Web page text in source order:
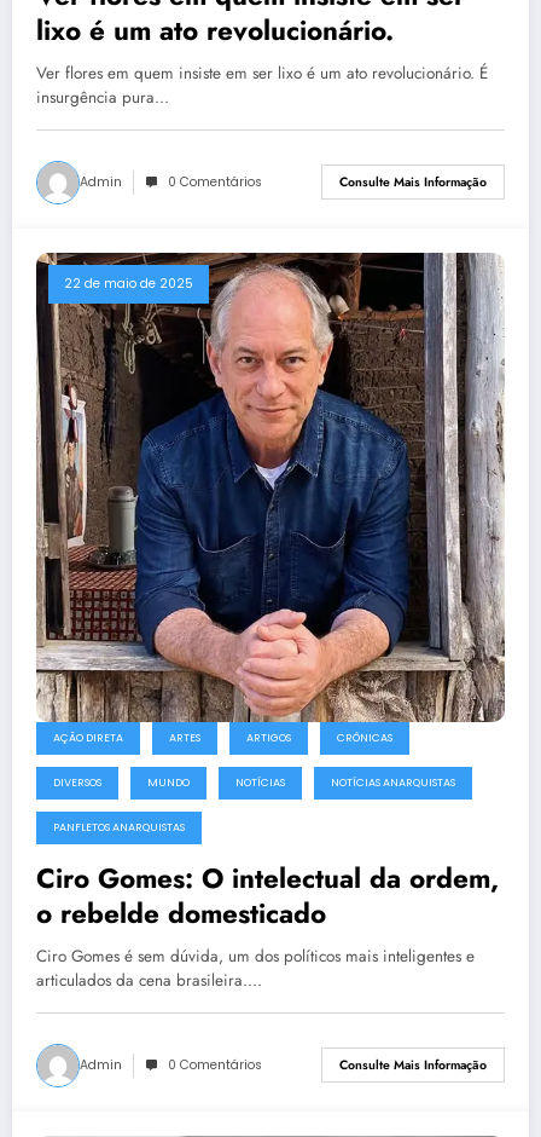
lixo é um ato revolucionário.
Ver flores em quem insiste em ser lixo é um ato revolucionário. É
insurgência pura…
Admin 0 Comentários Consulte Mais Informação
22 de maio de 2025
AÇÃO DIRETA ARTES ARTIGOS CRÔNICAS
DIVERSOS MUNDO NOTÍCIAS NOTÍCIAS ANARQUISTAS
PANFLETOS ANARQUISTAS
Ciro Gomes: O intelectual da ordem,
o rebelde domesticado
Ciro Gomes é sem dúvida, um dos políticos mais inteligentes e
articulados da cena brasileira.…
Admin 0 Comentários Consulte Mais Informação